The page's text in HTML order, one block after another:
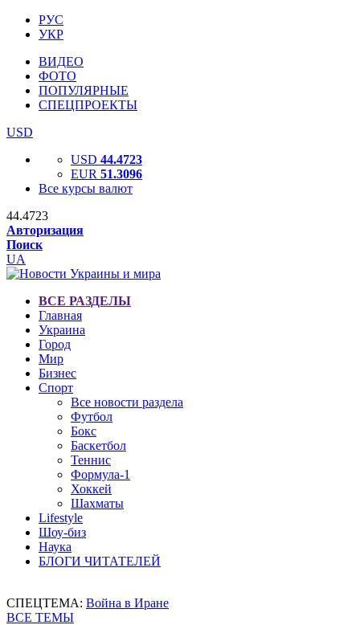
РУС
УКР
ВИДЕО
ФОТО
ПОПУЛЯРНЫЕ
СПЕЦПРОЕКТЫ
USD
USD 44.4723
EUR 51.3096
Все курсы валют
44.4723
Авторизация
Поиск
UA
ВСЕ РАЗДЕЛЫ
Главная
Украина
Город
Мир
Бизнес
Спорт
Все новости раздела
Футбол
Бокс
Баскетбол
Теннис
Формула-1
Хоккей
Шахматы
Lifestyle
Шоу-биз
Наука
БЛОГИ ЧИТАТЕЛЕЙ
СПЕЦТЕМА: Война в Иране
ВСЕ ТЕМЫ